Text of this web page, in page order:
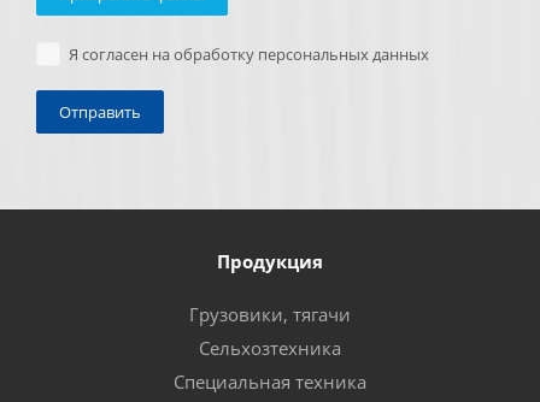
Я согласен на обработку персональных данных
Продукция
Грузовики, тягачи
Сельхозтехника
Специальная техника